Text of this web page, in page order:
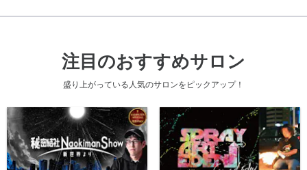
注目のおすすめサロン
盛り上がっている人気のサロンをピックアップ！